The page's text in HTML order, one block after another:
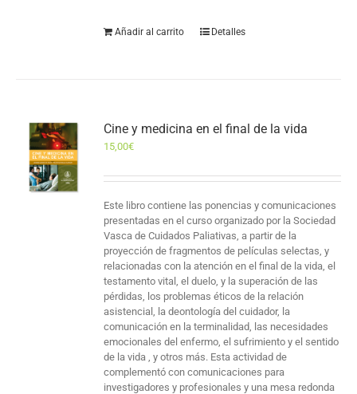
Añadir al carrito Detalles
Cine y medicina en el final de la vida
15,00€
Este libro contiene las ponencias y comunicaciones
presentadas en el curso organizado por la Sociedad
Vasca de Cuidados Paliativas, a partir de la
proyección de fragmentos de películas selectas, y
relacionadas con la atención en el final de la vida, el
testamento vital, el duelo, y la superación de las
pérdidas, los problemas éticos de la relación
asistencial, la deontología del cuidador, la
comunicación en la terminalidad, las necesidades
emocionales del enfermo, el sufrimiento y el sentido
de la vida , y otros más. Esta actividad de
complementó con comunicaciones para
investigadores y profesionales y una mesa redonda